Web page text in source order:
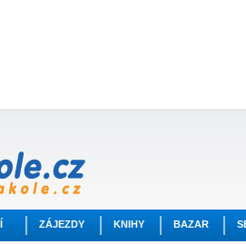
ZÁJEZDY KNIHY BAZAR